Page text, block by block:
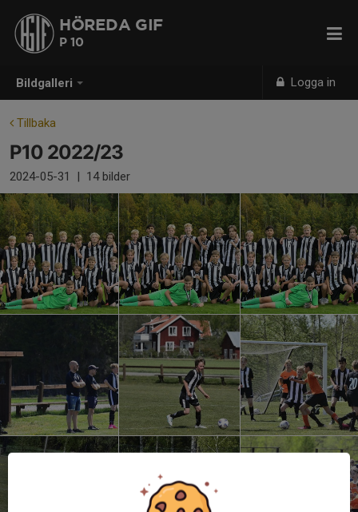
Bildgalleri Logga in
HÖREDA GIF
P 10
Tillbaka
P10 2022/23
2024-05-31 | 14 bilder